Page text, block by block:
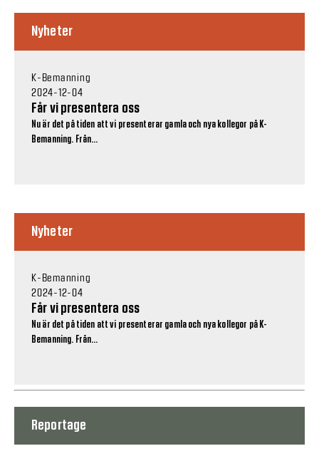
Nyheter
K-Bemanning
2024-12-04
Får vi presentera oss
Nu är det på tiden att vi presenterar gamla och nya kollegor på K-
Bemanning. Från...
Nyheter
K-Bemanning
2024-12-04
Får vi presentera oss
Nu är det på tiden att vi presenterar gamla och nya kollegor på K-
Bemanning. Från...
Reportage